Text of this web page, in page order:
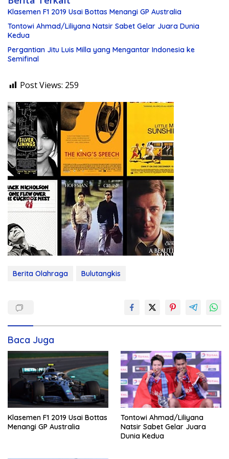
Klasemen F1 2019 Usai Bottas Menangi GP Australia
Tontowi Ahmad/Liliyana Natsir Sabet Gelar Juara Dunia
Kedua
Pergantian Jitu Luis Milla yang Mengantar Indonesia ke
Semifinal
Post Views: 259
Berita Olahraga Bulutangkis
Baca Juga
Klasemen F1 2019 Usai Bottas
Menangi GP Australia
Tontowi Ahmad/Liliyana
Natsir Sabet Gelar Juara
Dunia Kedua